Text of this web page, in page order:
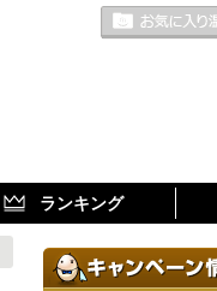
ランキング